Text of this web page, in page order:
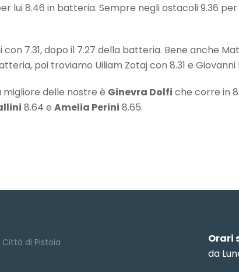
lui 8.46 in batteria. Sempre negli ostacoli 9.36
7.31, dopo il 7.27 della batteria. Bene anche
poi troviamo Uiliam Zotaj con 8.31 e Giovanni
migliore delle nostre è Ginevra Dolfi che corre in
8.64 e Amelia Perini 8.65.
di Pistoia
Orari
da